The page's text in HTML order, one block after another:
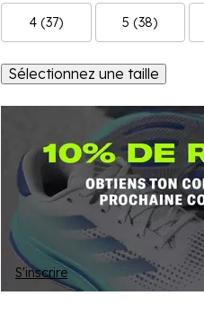
4 (37) 5 (38)
Sélectionnez une taille
S'inscrire